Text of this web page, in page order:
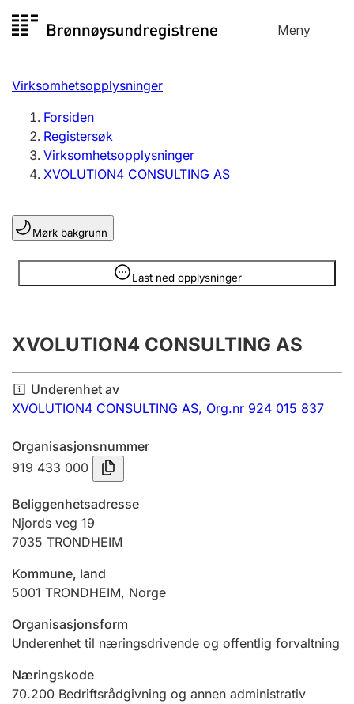
til
Meny
Registersøk
Aksjeselskap
Enkeltpersonforetak
Registrere, endre, slette
Lag og forening
Registrere, endre, slette
Årsregnskap
Innsending og forsinkelsesgebyr
Tinglysing
Jeger
Betaling og jegeravgiftskort
Ektepaktveileder
Virksomhetsopplysninger
Forsiden
Registersøk
Virksomhetsopplysninger
XVOLUTION4 CONSULTING AS
Mørk bakgrunn
Last ned opplysninger
Opplysninger er skjult
XVOLUTION4 CONSULTING AS
Underenhet av
XVOLUTION4 CONSULTING AS, Org.nr 924 015 837
Organisasjonsnummer
919 433 000
Beliggenhetsadresse
Njords veg 19
7035 TRONDHEIM
Kommune, land
5001 TRONDHEIM, Norge
Organisasjonsform
Underenhet til næringsdrivende og offentlig forvaltning
Næringskode
70.200 Bedriftsrådgivning og annen administrativ